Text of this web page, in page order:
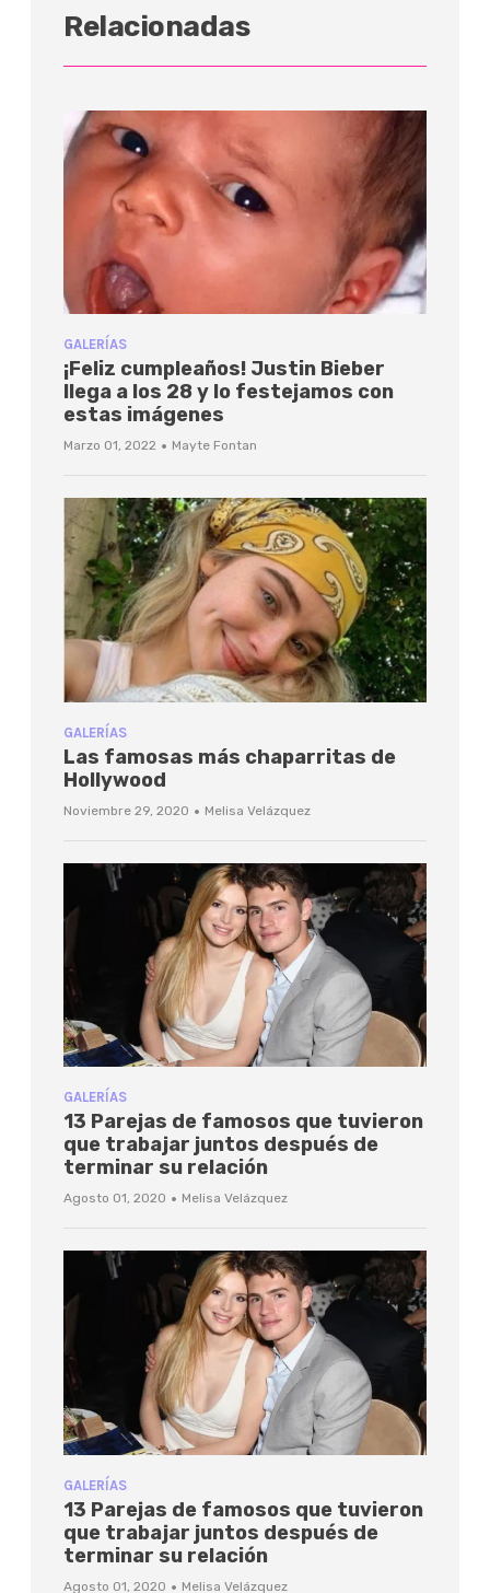
Relacionadas
GALERÍAS
¡Feliz cumpleaños! Justin Bieber
llega a los 28 y lo festejamos con
estas imágenes
Marzo 01, 2022 · Mayte Fontan
GALERÍAS
Las famosas más chaparritas de
Hollywood
Noviembre 29, 2020 · Melisa Velázquez
GALERÍAS
13 Parejas de famosos que tuvieron
que trabajar juntos después de
terminar su relación
Agosto 01, 2020 · Melisa Velázquez
GALERÍAS
13 Parejas de famosos que tuvieron
que trabajar juntos después de
terminar su relación
Agosto 01, 2020 · Melisa Velázquez